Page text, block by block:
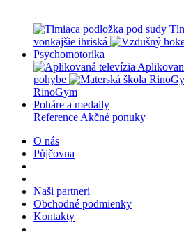
vonkajšie ihriská
Psychomotorika
pohybe
RinoGym
Poháre a medaily
Reference Akčné ponuky
O nás
Půjčovna
Naši partneri
Obchodné podmienky
Kontakty